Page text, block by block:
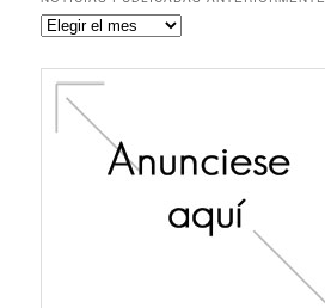
Noticias
anteriormente